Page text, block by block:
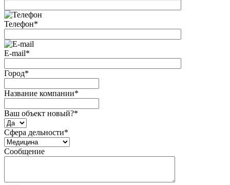
Телефон*
E-mail*
Город*
Название компании*
Ваш объект новый?*
Сфера дельности*
Сообщение